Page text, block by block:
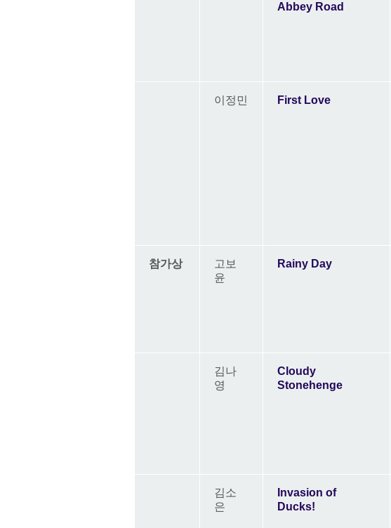
Abbey Road
이정민 First Love
참가상
고보
윤
Rainy Day
김나
영
Cloudy
Stonehenge
김소
은
Invasion of
Ducks!